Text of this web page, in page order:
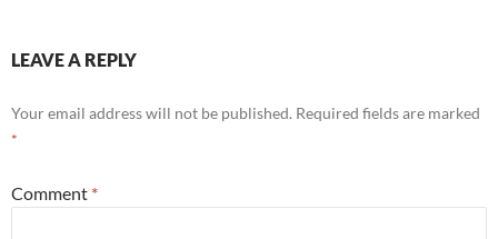
LEAVE A REPLY
Your email address will not be published. Required fields are marked
*
Comment *